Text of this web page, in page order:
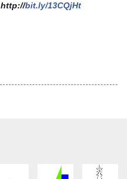
http://bit.ly/13CQjHt